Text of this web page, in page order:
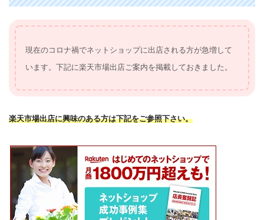
現在のコロナ禍でネットショップに出店される方が急増して
います。下記に楽天市場出店ご案内を掲載しておきました。
楽天市場出店に興味のある方は下記をご参照下さい。